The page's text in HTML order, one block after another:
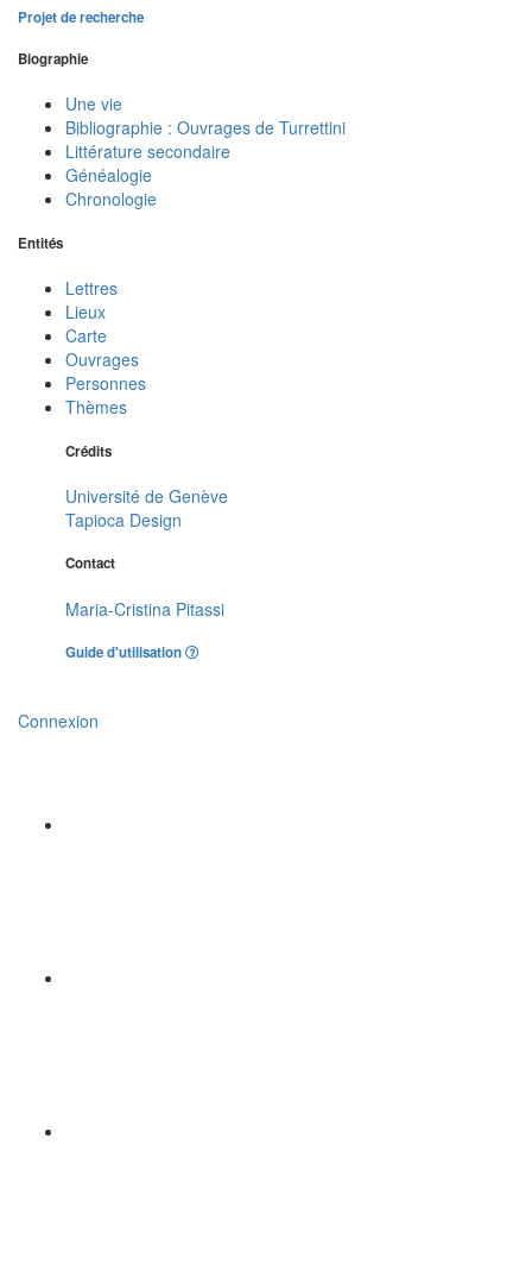
Projet de recherche
Biographie
Une vie
Bibliographie : Ouvrages de Turrettini
Littérature secondaire
Généalogie
Chronologie
Entités
Lettres
Lieux
Carte
Ouvrages
Personnes
Thèmes
Crédits
Université de Genève
Tapioca Design
Contact
Maria-Cristina Pitassi
Guide d'utilisation
Connexion